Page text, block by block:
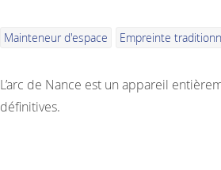
Mainteneur d'espace Empreinte
L’arc de Nance est un appareil
définitives.